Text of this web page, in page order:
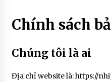
Nên học Cao
sánh chi tiết
không?
Chính sách
Chúng tôi là ai
Địa chỉ website là: https://